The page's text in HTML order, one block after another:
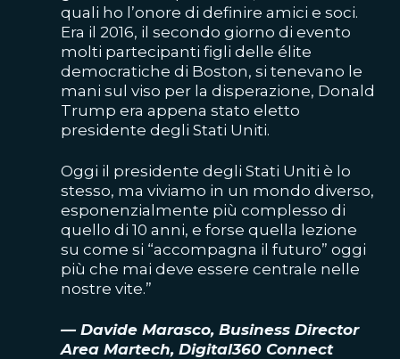
quali ho l’onore di definire amici e soci.
Era il 2016, il secondo giorno di evento
molti partecipanti figli delle élite
democratiche di Boston, si tenevano le
mani sul viso per la disperazione, Donald
Trump era appena stato eletto
presidente degli Stati Uniti.
Oggi il presidente degli Stati Uniti è lo
stesso, ma viviamo in un mondo diverso,
esponenzialmente più complesso di
quello di 10 anni, e forse quella lezione
su come si “accompagna il futuro” oggi
più che mai deve essere centrale nelle
nostre vite.”
— Davide Marasco, Business Director
Area Martech, Digital360 Connect